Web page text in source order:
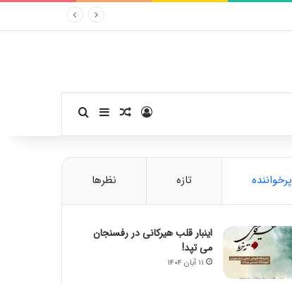
ورودنوشته تصادفی
سایدبارجستجو برای
پرخواننده تازه نظرها
اینبار قلب هیرکانی در رفسنجان
می تپد!
۱۱ آبان ۱۴۰۴